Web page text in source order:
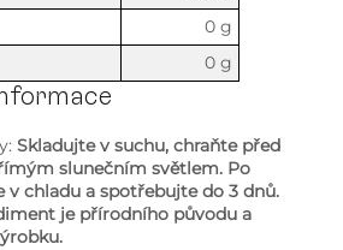
0 g
0 g
Skladujte v suchu, chraňte před
slunečním světlem. Po
v chladu a spotřebujte do 3 dnů.
je přírodního původu a